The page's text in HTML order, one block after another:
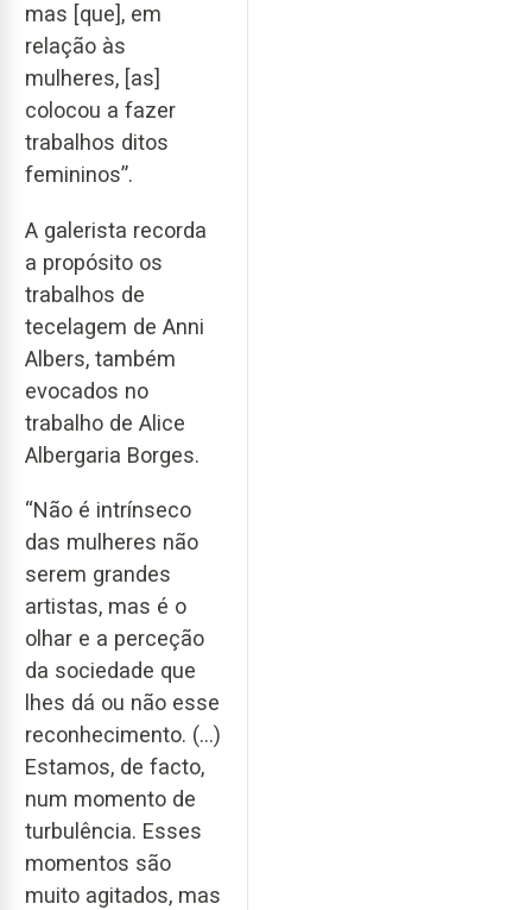
mas [que], em
relação às
mulheres, [as]
colocou a fazer
trabalhos ditos
femininos”.
A galerista recorda
a propósito os
trabalhos de
tecelagem de Anni
Albers, também
evocados no
trabalho de Alice
Albergaria Borges.
“Não é intrínseco
das mulheres não
serem grandes
artistas, mas é o
olhar e a perceção
da sociedade que
lhes dá ou não esse
reconhecimento. (...)
Estamos, de facto,
num momento de
turbulência. Esses
momentos são
muito agitados, mas